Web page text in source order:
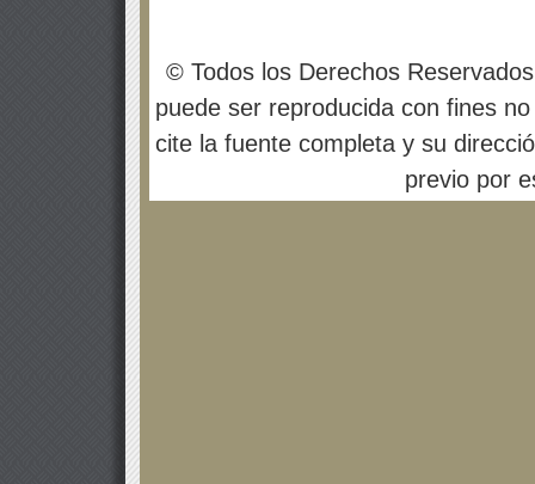
© Todos los Derechos
puede ser reproducida con fines
cite la fuente completa y su
previo por